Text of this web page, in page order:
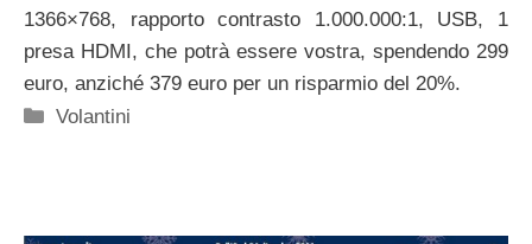
1366×768, rapporto contrasto 1.000.000:1, USB, 1
presa HDMI, che potrà essere vostra, spendendo 299
euro, anziché 379 euro per un risparmio del 20%.
Categorie
Volantini